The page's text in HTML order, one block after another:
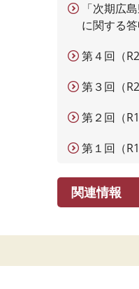
「次期広
に関する
第４回（
第３回（
第２回（
第１回（
関連情報